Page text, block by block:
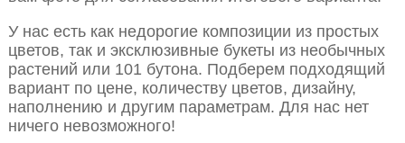
У нас есть как недорогие композиции из простых
цветов, так и эксклюзивные букеты из необычных
растений или 101 бутона. Подберем подходящий
вариант по цене, количеству цветов, дизайну,
наполнению и другим параметрам. Для нас нет
ничего невозможного!